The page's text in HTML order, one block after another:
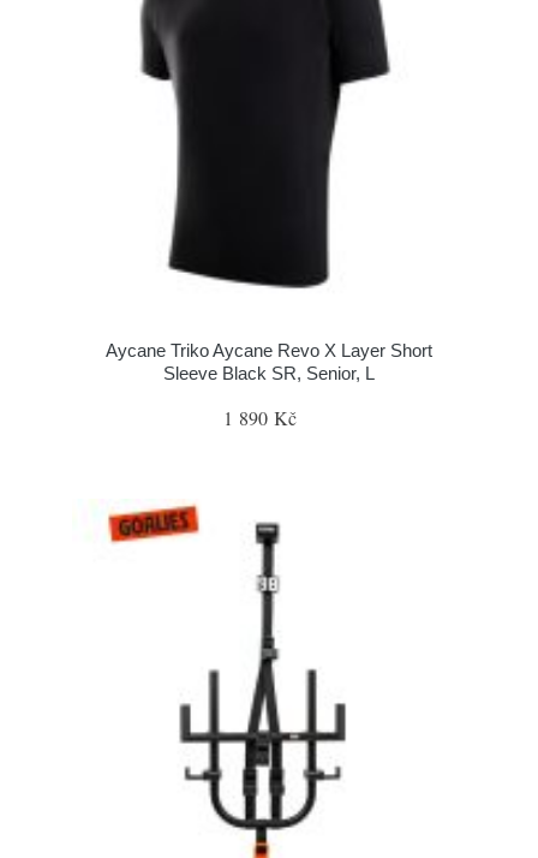
Aycane Triko Aycane Revo X Layer Short
Sleeve Black SR, Senior, L
1 890 Kč